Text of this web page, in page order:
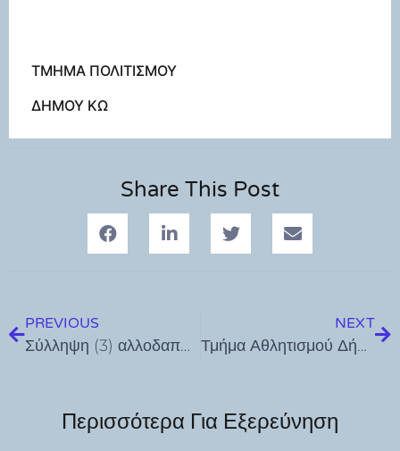
ΤΜΗΜΑ ΠΟΛΙΤΙΣΜΟΥ
ΔΗΜΟΥ ΚΩ
Share This Post
PREVIOUS
Σύλληψη (3) αλλοδαπών για πλαστογραφία και σύλληψη αλλοδαπού για παραβίαση περιοριστικών όρων στην Κω
NEXT
Τμήμα Αθλητισμού Δήμου Κω: Συνάντηση για την κατάρτιση του προγράμματος Αγώνων και Προπονήσεων περιόδου 2024-2025.
Περισσότερα Για Εξερεύνηση